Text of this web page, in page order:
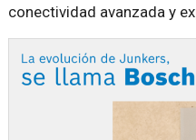
conectividad avanzada y